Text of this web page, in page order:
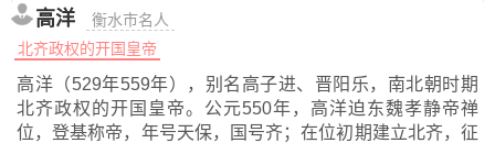
高洋
衡水市名人
北齐政权的开国皇帝
高洋（529年559年），别名高子进、晋阳乐，南北朝时期
北齐政权的开国皇帝。公元550年，高洋迫东魏孝静帝禅
位，登基称帝，年号天保，国号齐；在位初期建立北齐，征